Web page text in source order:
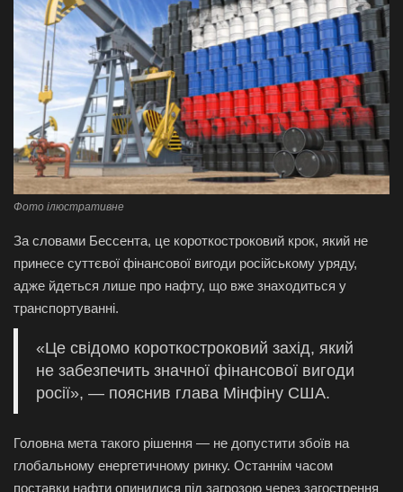
Спорт
Авто
Відео
Мова
English Ukraine
Фото ілюстративне
За словами Бессента, це короткостроковий крок, який не
принесе суттєвої фінансової вигоди російському уряду,
адже йдеться лише про нафту, що вже знаходиться у
транспортуванні.
«Це свідомо короткостроковий захід, який
не забезпечить значної фінансової вигоди
росії», — пояснив глава Мінфіну США.
Головна мета такого рішення — не допустити збоїв на
глобальному енергетичному ринку. Останнім часом
поставки нафти опинилися під загрозою через загострення